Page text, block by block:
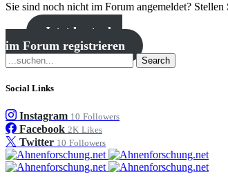
Sie sind noch nicht im Forum angemeldet?
Jetzt kostenlos
im Forum registrieren
Search
Social Links
Instagram 10 Followers
Facebook 2K Likes
Twitter 10 Followers